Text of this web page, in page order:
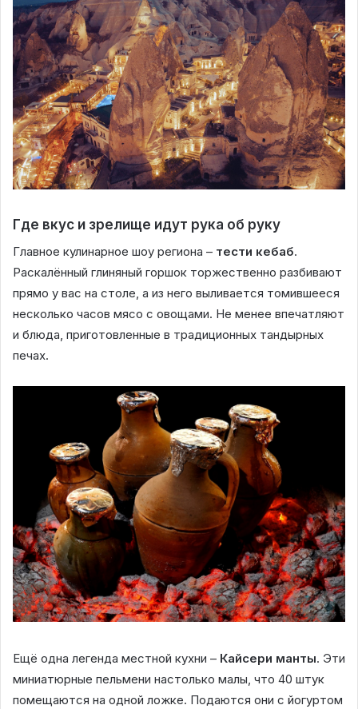
Где вкус и зрелище идут рука об руку
Главное кулинарное шоу региона – тести кебаб.
Раскалённый глиняный горшок торжественно разбивают
прямо у вас на столе, а из него выливается томившееся
несколько часов мясо с овощами. Не менее впечатляют
и блюда, приготовленные в традиционных тандырных
печах.
Ещё одна легенда местной кухни – Кайсери манты. Эти
миниатюрные пельмени настолько малы, что 40 штук
помещаются на одной ложке. Подаются они с йогуртом